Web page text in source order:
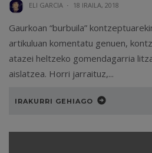
ELI GARCIA · 18 IRAILA, 2018
Gaurkoan “burbuila”
artikuluan komentatu genuen,
atazei heltzeko gomendagarria
aislatzea. Horri jarraituz,...
IRAKURRI GEHIAGO